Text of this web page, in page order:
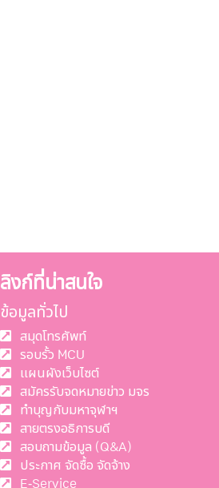
ลิงก์ที่น่าสนใจ
ข้อมูลทั่วไป
สมุดโทรศัพท์
รอบรั้ว MCU
แผนผังเว็บไซต์
สมัครรับจดหมายข่าว มจร
ทำบุญกับมหาจุฬาฯ
สายตรงอธิการบดี
สอบถามข้อมูล (Q&A)
ประกาศ จัดซื้อ จัดจ้าง
E-Service